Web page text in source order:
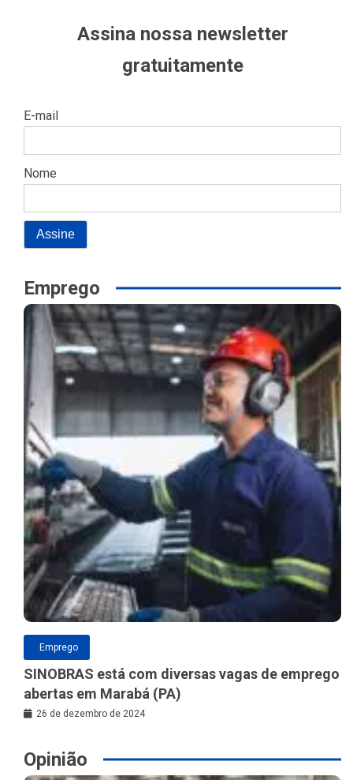
Assina nossa newsletter
gratuitamente
E-mail
Nome
Emprego
Emprego
SINOBRAS está com diversas vagas de emprego
abertas em Marabá (PA)
26 de dezembro de 2024
Opinião